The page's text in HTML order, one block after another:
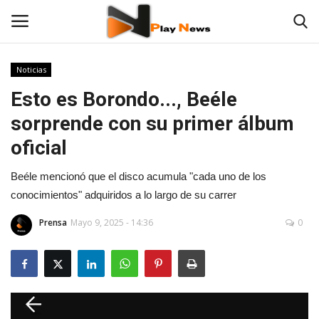
Contáctenos
TV en Vivo
En Vivo
Fotos
Deportes
Noticias
Esto es Borondo..., Beéle
sorprende con su primer álbum
oficial
Beéle mencionó que el disco acumula "cada uno de los
conocimientos" adquiridos a lo largo de su carrer
Prensa Mayo 9, 2025 - 14:36 0